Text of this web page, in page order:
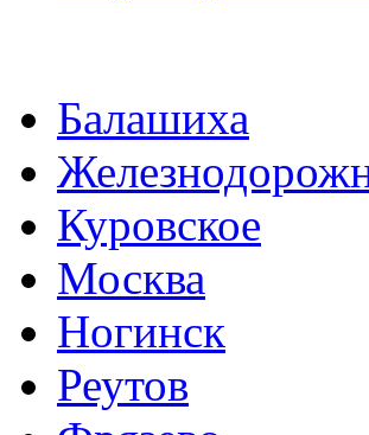
Балашиха
Куровское
Москва
Ногинск
Реутов